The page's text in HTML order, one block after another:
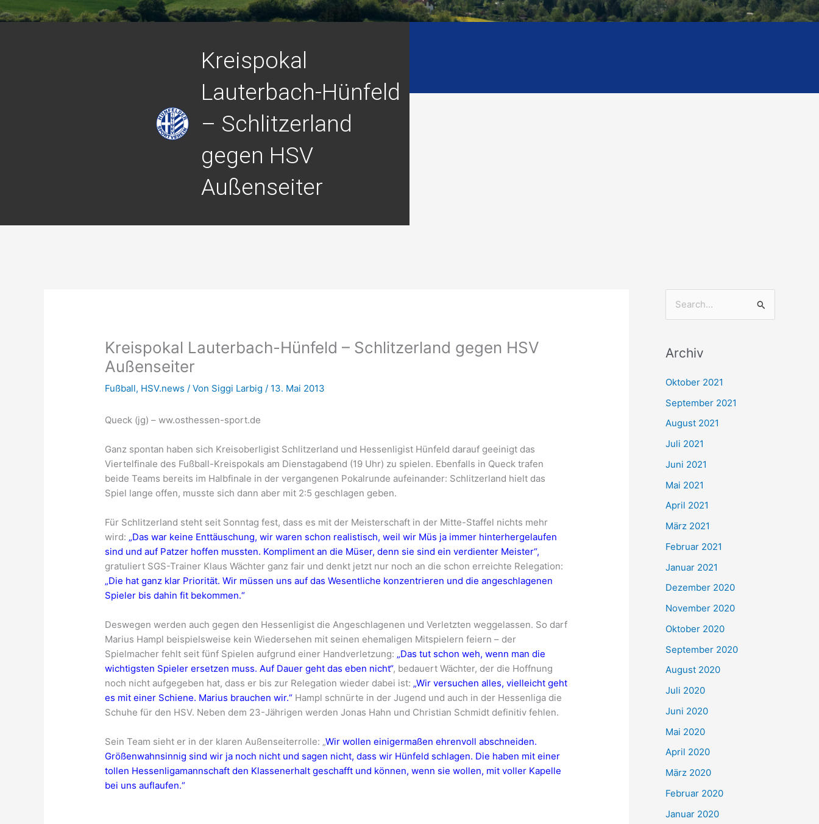
Kreispokal
Lauterbach-Hünfeld
– Schlitzerland
gegen HSV
Außenseiter
Kreispokal Lauterbach-Hünfeld – Schlitzerland gegen HSV
Außenseiter
Fußball, HSV.news / Von Siggi Larbig/ 13. Mai 2013
Queck (jg) – ww.osthessen-sport.de
Ganz spontan haben sich Kreisoberligist Schlitzerland und Hessenligist Hünfeld darauf geeinigt das
Viertelfinale des Fußball-Kreispokals am Dienstagabend (19 Uhr) zu spielen. Ebenfalls in Queck trafen
beide Teams bereits im Halbfinale in der vergangenen Pokalrunde aufeinander: Schlitzerland hielt das
Spiel lange offen, musste sich dann aber mit 2:5 geschlagen geben.
Für Schlitzerland steht seit Sonntag fest, dass es mit der Meisterschaft in der Mitte-Staffel nichts mehr
wird: „Das war keine Enttäuschung, wir waren schon realistisch, weil wir Müs ja immer hinterhergelaufen
sind und auf Patzer hoffen mussten. Kompliment an die Müser, denn sie sind ein verdienter Meister“,
gratuliert SGS-Trainer Klaus Wächter ganz fair und denkt jetzt nur noch an die schon erreichte Relegation:
„Die hat ganz klar Priorität. Wir müssen uns auf das Wesentliche konzentrieren und die angeschlagenen
Spieler bis dahin fit bekommen.“
Deswegen werden auch gegen den Hessenligist die Angeschlagenen und Verletzten weggelassen. So darf
Marius Hampl beispielsweise kein Wiedersehen mit seinen ehemaligen Mitspielern feiern – der
Spielmacher fehlt seit fünf Spielen aufgrund einer Handverletzung: „Das tut schon weh, wenn man die
wichtigsten Spieler ersetzen muss. Auf Dauer geht das eben nicht“, bedauert Wächter, der die Hoffnung
noch nicht aufgegeben hat, dass er bis zur Relegation wieder dabei ist: „Wir versuchen alles, vielleicht geht
es mit einer Schiene. Marius brauchen wir.“ Hampl schnürte in der Jugend und auch in der Hessenliga die
Schuhe für den HSV. Neben dem 23-Jährigen werden Jonas Hahn und Christian Schmidt definitiv fehlen.
Sein Team sieht er in der klaren Außenseiterrolle: „Wir wollen einigermaßen ehrenvoll abschneiden.
Größenwahnsinnig sind wir ja noch nicht und sagen nicht, dass wir Hünfeld schlagen. Die haben mit einer
tollen Hessenligamannschaft den Klassenerhalt geschafft und können, wenn sie wollen, mit voller Kapelle
bei uns auflaufen.“
h
e
n
h
:
Archiv
Oktober 2021
September 2021
August 2021
Juli 2021
Juni 2021
Mai 2021
April 2021
März 2021
Februar 2021
Januar 2021
Dezember 2020
November 2020
Oktober 2020
September 2020
August 2020
Juli 2020
Juni 2020
Mai 2020
April 2020
März 2020
Februar 2020
Januar 2020